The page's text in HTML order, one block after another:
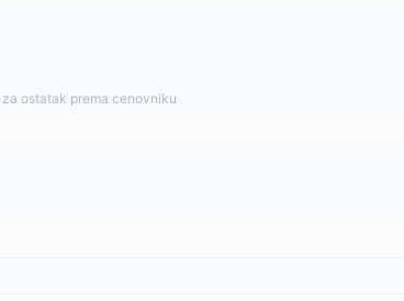
ostatak prema cenovniku